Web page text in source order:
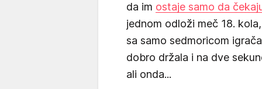
da im ostaje samo da
jednom odloži meč 18.
sa samo sedmoricom
dobro držala i na dve
ali onda...